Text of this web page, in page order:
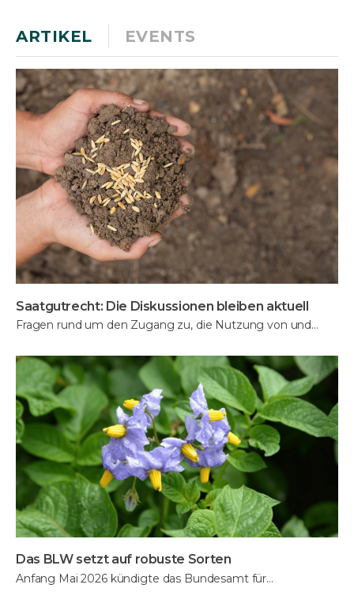
ARTIKEL EVENTS
Saatgutrecht: Die Diskussionen bleiben aktuell
Fragen rund um den Zugang zu, die Nutzung von und…
Das BLW setzt auf robuste Sorten
Anfang Mai 2026 kündigte das Bundesamt für…